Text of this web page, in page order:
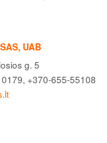
UAB
g. 5
+370-655-55108